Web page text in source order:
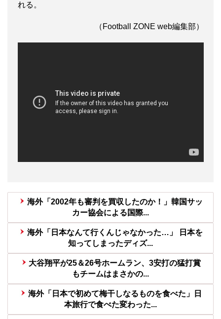
れる。
（Football ZONE web編集部）
海外「2002年も審判を買収したのか！」韓国サッ
カー協会による国際...
海外「日本なんて行くんじゃなかった…」 日本を
知ってしまったディズ...
大谷翔平が25＆26号ホームラン、3安打の猛打賞
もチームはまさかの...
海外「日本で初めて梅干しなるものを食べた」日
本旅行で食べた変わった...